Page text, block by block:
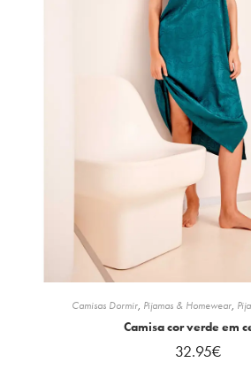
Camisas Dormir, Pijamas & Homewear,
Camisa cor verde em
32.95€